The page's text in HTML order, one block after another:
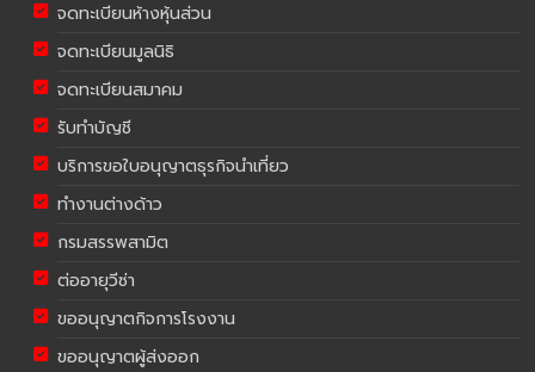
จดทะเบียนห้างหุ้นส่วน
จดทะเบียนมูลนิธิ
จดทะเบียนสมาคม
รับทำบัญชี
บริการขอใบอนุญาตธุรกิจนำเที่ยว
ทำงานต่างด้าว
กรมสรรพสามิต
ต่ออายุวีซ่า
ขออนุญาตกิจการโรงงาน
ขออนุญาตผู้ส่งออก